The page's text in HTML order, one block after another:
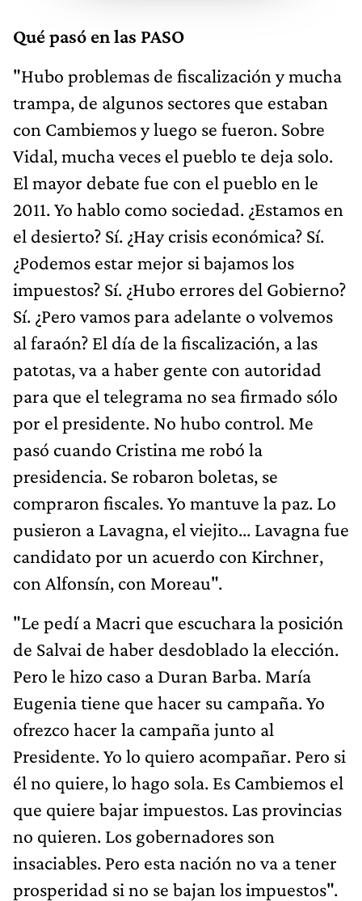
Qué pasó en las PASO
"Hubo problemas de fiscalización y mucha
trampa, de algunos sectores que estaban
con Cambiemos y luego se fueron. Sobre
Vidal, mucha veces el pueblo te deja solo.
El mayor debate fue con el pueblo en le
2011. Yo hablo como sociedad. ¿Estamos en
el desierto? Sí. ¿Hay crisis económica? Sí.
¿Podemos estar mejor si bajamos los
impuestos? Sí. ¿Hubo errores del Gobierno?
Sí. ¿Pero vamos para adelante o volvemos
al faraón? El día de la fiscalización, a las
patotas, va a haber gente con autoridad
para que el telegrama no sea firmado sólo
por el presidente. No hubo control. Me
pasó cuando Cristina me robó la
presidencia. Se robaron boletas, se
compraron fiscales. Yo mantuve la paz. Lo
pusieron a Lavagna, el viejito... Lavagna fue
candidato por un acuerdo con Kirchner,
con Alfonsín, con Moreau".
"Le pedí a Macri que escuchara la posición
de Salvai de haber desdoblado la elección.
Pero le hizo caso a Duran Barba. María
Eugenia tiene que hacer su campaña. Yo
ofrezco hacer la campaña junto al
Presidente. Yo lo quiero acompañar. Pero si
él no quiere, lo hago sola. Es Cambiemos el
que quiere bajar impuestos. Las provincias
no quieren. Los gobernadores son
insaciables. Pero esta nación no va a tener
prosperidad si no se bajan los impuestos".